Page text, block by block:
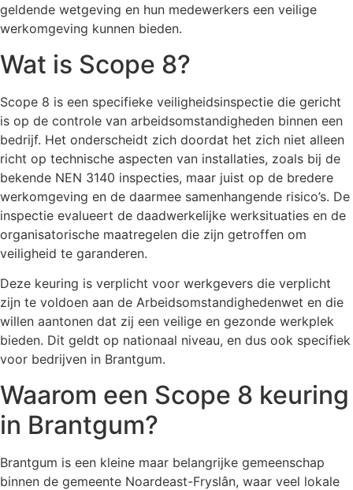
geldende wetgeving en hun medewerkers een veilige
werkomgeving kunnen bieden.
Wat is Scope 8?
Scope 8 is een specifieke veiligheidsinspectie die gericht
is op de controle van arbeidsomstandigheden binnen een
bedrijf. Het onderscheidt zich doordat het zich niet alleen
richt op technische aspecten van installaties, zoals bij de
bekende NEN 3140 inspecties, maar juist op de bredere
werkomgeving en de daarmee samenhangende risico’s. De
inspectie evalueert de daadwerkelijke werksituaties en de
organisatorische maatregelen die zijn getroffen om
veiligheid te garanderen.
Deze keuring is verplicht voor werkgevers die verplicht
zijn te voldoen aan de Arbeidsomstandighedenwet en die
willen aantonen dat zij een veilige en gezonde werkplek
bieden. Dit geldt op nationaal niveau, en dus ook specifiek
voor bedrijven in Brantgum.
Waarom een Scope 8 keuring
in Brantgum?
Brantgum is een kleine maar belangrijke gemeenschap
binnen de gemeente Noardeast-Fryslân, waar veel lokale